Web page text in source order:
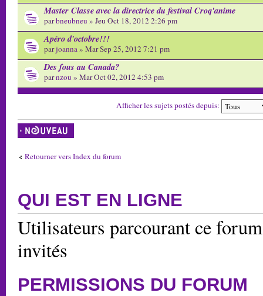
Master Classe avec la directrice du festival Croq'anime
parbneubneu » Jeu Oct 18, 2012 2:26 pm
Apéro d'octobre!!!
parjoanna» Mar Sep 25, 2012 7:21 pm
Des fous au Canada?
parnzou » Mar Oct 02, 2012 4:53 pm
Afficher les sujets postés depuis:
Écrire un nouveau
sujet
Retourner vers Index du forum
QUI EST EN LIGNE
Utilisateurs parcourant ce
invités
PERMISSIONS DU FORUM